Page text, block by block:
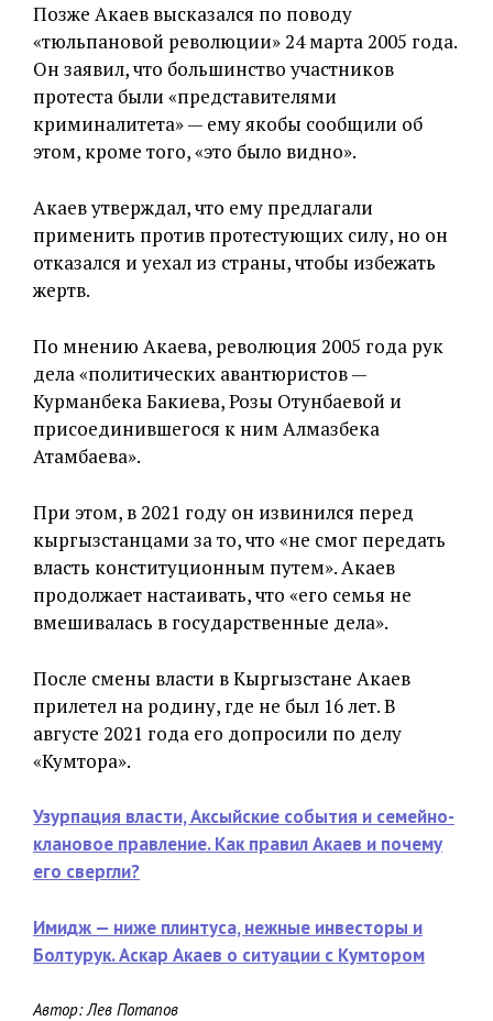
Позже Акаев высказался по поводу
«тюльпановой революции» 24 марта 2005 года.
Он заявил, что большинство участников
протеста были «представителями
криминалитета» — ему якобы сообщили об
этом, кроме того, «это было видно».
Акаев утверждал, что ему предлагали
применить против протестующих силу, но он
отказался и уехал из страны, чтобы избежать
жертв.
По мнению Акаева, революция 2005 года рук
дела «политических авантюристов —
Курманбека Бакиева, Розы Отунбаевой и
присоединившегося к ним Алмазбека
Атамбаева».
При этом, в 2021 году он извинился перед
кыргызстанцами за то, что «не смог передать
власть конституционным путем». Акаев
продолжает настаивать, что «его семья не
вмешивалась в государственные дела».
После смены власти в Кыргызстане Акаев
прилетел на родину, где не был 16 лет. В
августе 2021 года его допросили по делу
«Кумтора».
Узурпация власти, Аксыйские события и семейно-
клановое правление. Как правил Акаев и почему
его свергли?
Имидж — ниже плинтуса, нежные инвесторы и
Болтурук. Аскар Акаев о ситуации с Кумтором
Автор: Лев Потапов